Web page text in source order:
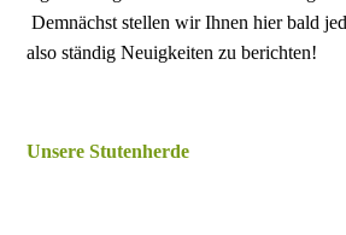
Demnächst stellen wir Ihnen hier bald
also ständig Neuigkeiten zu berichten!
Unsere Stutenherde